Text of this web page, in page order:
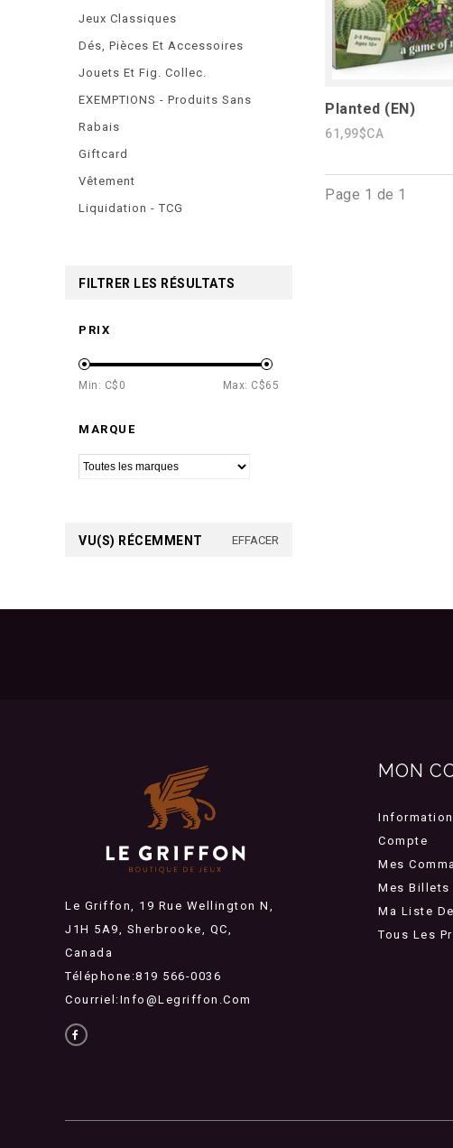
Planted (EN)
61,99$CA
Page 1 de 1
Jeux Classiques
Dés, Pièces Et Accessoires
Jouets Et Fig. Collec.
EXEMPTIONS - Produits Sans
Rabais
Giftcard
Vêtement
Liquidation - TCG
FILTRER LES RÉSULTATS
PRIX
Min: C$ 0 Max: C$65
MARQUE
VU(S) RÉCEMMENT EFFACER
Le Griffon, 19 Rue Wellington N,
J1H 5A9, Sherbrooke, QC,
Canada
Téléphone:819 566-0036
Courriel:Info@legriffon.com
MON
Compte
Mes
Mes Billets
Ma Liste
Tous Les